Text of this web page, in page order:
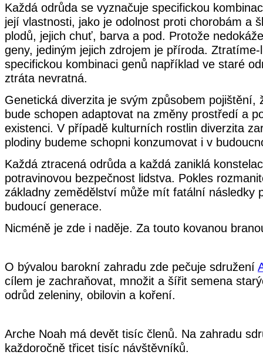
Každá odrůda se vyznačuje specifickou
její vlastnosti, jako je odolnost proti chorobám a
plodů, jejich chuť, barva a pod. Protože
geny, jediným jejich zdrojem je příroda. Ztratíme-
specifickou kombinaci genů například ve staré
ztráta nevratná.
Genetická diverzita je svým způsobem pojištění,
bude schopen adaptovat na změny prostředí a
existenci. V případě kulturních rostlin diverzita
plodiny budeme schopni konzumovat i v
Každá ztracená odrůda a každá zaniklá
potravinovou bezpečnost lidstva. Pokles
základny zemědělství může mít fatální následky
budoucí generace.
Nicméně je zde i naděje. Za touto kovanou
O bývalou barokní zahradu zde pečuje sdružení
cílem je zachraňovat, množit a šířit semena
odrůd zeleniny, obilovin a koření.
Arche Noah má devět tisíc členů. Na zahradu
každoročně třicet tisíc návštěvníků.